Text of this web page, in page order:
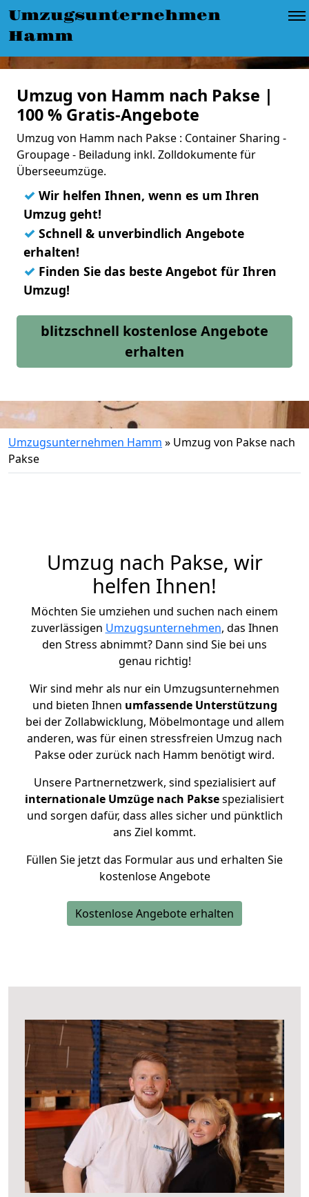
Umzugsunternehmen
Hamm
Umzug von Hamm nach Pakse |
100 % Gratis-Angebote
Umzug von Hamm nach Pakse : Container Sharing -
Groupage - Beiladung inkl. Zolldokumente für
Überseeumzüge.
✓ Wir helfen Ihnen, wenn es um Ihren
Umzug geht!
✓ Schnell & unverbindlich Angebote
erhalten!
✓ Finden Sie das beste Angebot für Ihren
Umzug!
blitzschnell kostenlose Angebote
erhalten
Umzugsunternehmen Hamm » Umzug von Pakse nach
Pakse
Umzug nach Pakse, wir
helfen Ihnen!
Möchten Sie umziehen und suchen nach einem
zuverlässigen Umzugsunternehmen, das Ihnen
den Stress abnimmt? Dann sind Sie bei uns
genau richtig!
Wir sind mehr als nur ein Umzugsunternehmen
und bieten Ihnen umfassende Unterstützung
bei der Zollabwicklung, Möbelmontage und allem
anderen, was für einen stressfreien Umzug nach
Pakse oder zurück nach Hamm benötigt wird.
Unsere Partnernetzwerk, sind spezialisiert auf
internationale Umzüge nach Paksespezialisiert
und sorgen dafür, dass alles sicher und pünktlich
ans Ziel kommt.
Füllen Sie jetzt das Formular aus und erhalten Sie
kostenlose Angebote
Kostenlose Angebote erhalten